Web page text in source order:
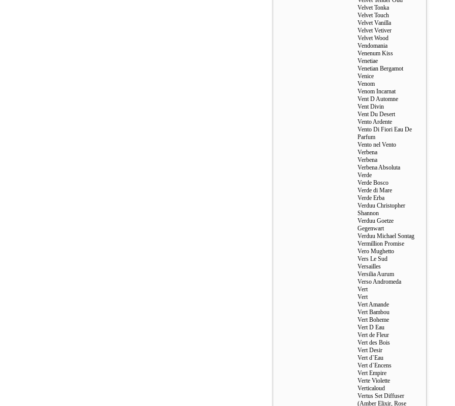
Velvet Tonka
Velvet Touch
Velvet Vanilla
Velvet Vetiver
Velvet Wood
Vendomania
Venenum Kiss
Venetiae
Venetian Bergamot
Venice
Venom
Venom Incarnat
Vent D Automne
Vent Divin
Vent Du Desert
Vento Ardente
Vento Di Fiori Eau De
Parfum
Vento nel Vento
Verbena
Verbena
Verbena Absoluta
Verde
Verde Bosco
Verde di Mare
Verde Erba
Verduu Christopher
Shannon
Verduu Goetze
Gegenwart
Verduu Michael Sontag
Vermillion Promise
Vero Mughetto
Vers Le Sud
Versailles
Versilia Aurum
Verso Andromeda
Vert
Vert
Vert Amande
Vert Bambou
Vert Boheme
Vert D Eau
Vert de Fleur
Vert des Bois
Vert Desir
Vert d`Eau
Vert d`Encens
Vert Empire
Verte Violette
Verticaloud
Vertus Set Diffuser
(Amber Elixir, Rose